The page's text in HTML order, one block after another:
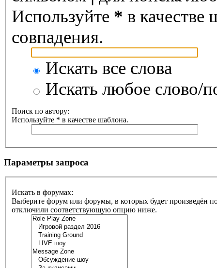
Используйте * в качестве
совпадения.
Искать все слова
Искать любое слово/
Поиск по автору:
Используйте * в качестве шаблона.
Параметры запроса
Искать в форумах:
Выберите форум или форумы, в которых будет произведён
отключили соответствующую опцию ниже.